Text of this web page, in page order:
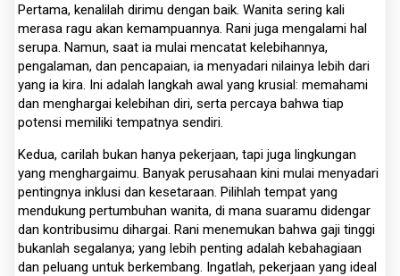
Pertama, kenalilah dirimu dengan baik. Wanita sering kali
merasa ragu akan kemampuannya. Rani juga mengalami hal
serupa. Namun, saat ia mulai mencatat kelebihannya,
pengalaman, dan pencapaian, ia menyadari nilainya lebih dari
yang ia kira. Ini adalah langkah awal yang krusial: memahami
dan menghargai kelebihan diri, serta percaya bahwa tiap
potensi memiliki tempatnya sendiri.
Kedua, carilah bukan hanya pekerjaan, tapi juga lingkungan
yang menghargaimu. Banyak perusahaan kini mulai menyadari
pentingnya inklusi dan kesetaraan. Pilihlah tempat yang
mendukung pertumbuhan wanita, di mana suaramu didengar
dan kontribusimu dihargai. Rani menemukan bahwa gaji tinggi
bukanlah segalanya; yang lebih penting adalah kebahagiaan
dan peluang untuk berkembang. Ingatlah, pekerjaan yang ideal